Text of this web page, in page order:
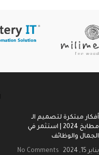
أفكار مبتكرة لتصميم الـ
مطابخ 2024 | استثمر في
الجمال والوظائف
يناير 15, 2024 No Comments